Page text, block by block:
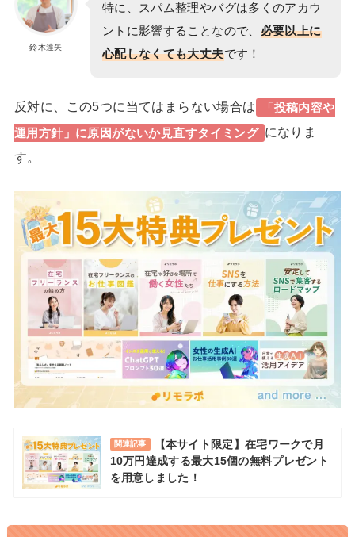
鈴木達矢
特に、スパム整理やバグは多くのアカウ
ントに影響することなので、 必要以上に
心配しなくても大丈夫です！
反対に、この5つに当てはまらない場合は
「投稿内容や
運用方針」 に原因がないか見直すタイミング になりま
す。
関連記事
【本サイト限定】在宅ワークで月
10万円達成する最大15個の無料プレゼント
を用意しました！